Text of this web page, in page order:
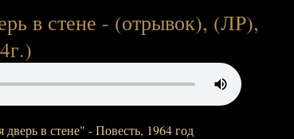
в стене - (отрывок), (ЛР),
в стене" - Повесть, 1964 год